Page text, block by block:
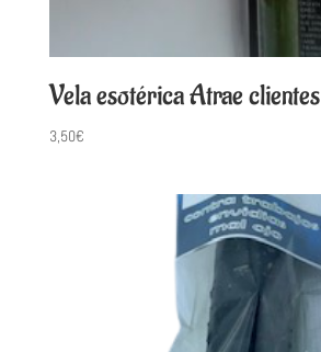
Vela esotérica Atrae clientes
3,50€